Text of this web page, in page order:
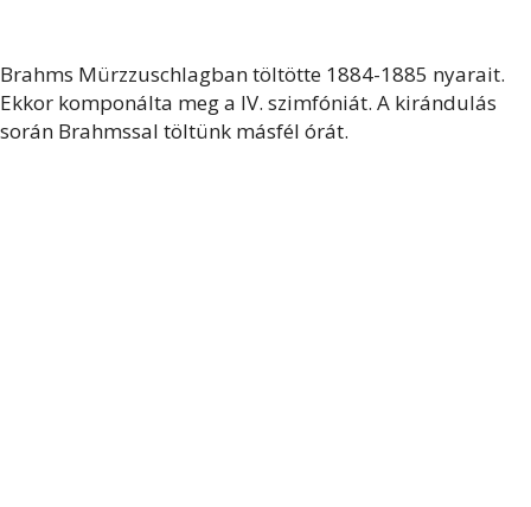
Brahms Mürzzuschlagban töltötte 1884-1885 nyarait.
Ekkor komponálta meg a IV. szimfóniát. A kirándulás
során Brahmssal töltünk másfél órát.